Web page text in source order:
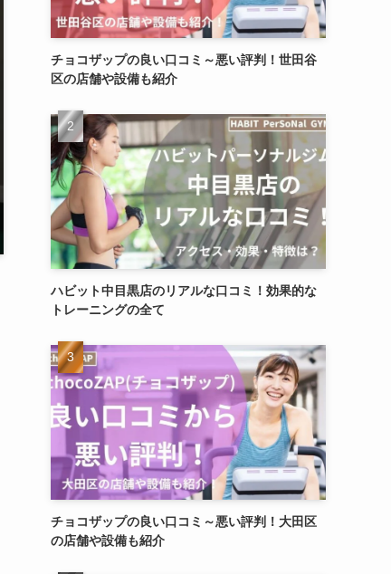
チョコザップの良い口コミ～悪い評判！世田谷
区の店舗や設備も紹介
ハビット中目黒店のリアルな口コミ！効果的な
トレーニングの全て
チョコザップの良い口コミ～悪い評判！大田区
の店舗や設備も紹介